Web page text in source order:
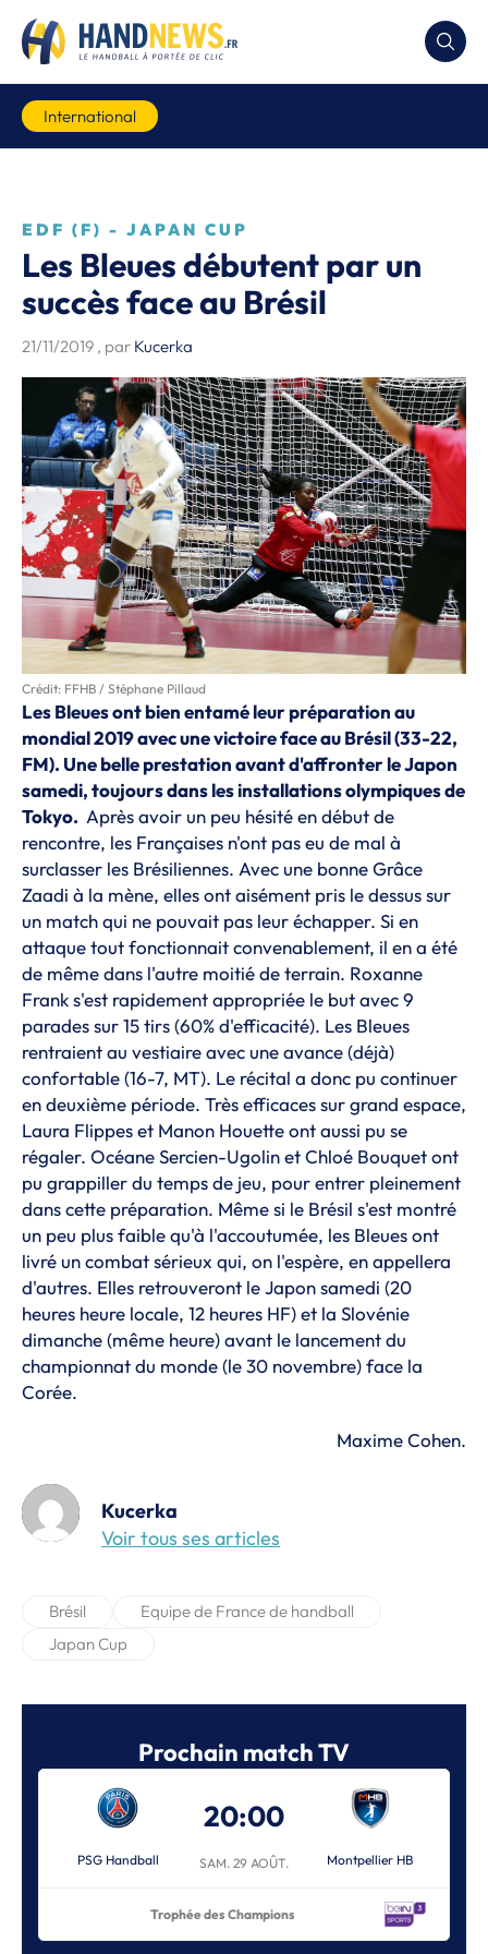
International
EDF (F) - JAPAN CUP
Les Bleues débutent par un
succès face au Brésil
21/11/2019 , par Kucerka
Crédit: FFHB / Stéphane Pillaud
Les Bleues ont bien entamé leur préparation au
mondial 2019 avec une victoire face au Brésil (33-22,
FM). Une belle prestation avant d'affronter le Japon
samedi, toujours dans les installations olympiques de
Tokyo. Après avoir un peu hésité en début de
rencontre, les Françaises n'ont pas eu de mal à
surclasser les Brésiliennes. Avec une bonne Grâce
Zaadi à la mène, elles ont aisément pris le dessus sur
un match qui ne pouvait pas leur échapper. Si en
attaque tout fonctionnait convenablement, il en a été
de même dans l'autre moitié de terrain. Roxanne
Frank s'est rapidement appropriée le but avec 9
parades sur 15 tirs (60% d'efficacité). Les Bleues
rentraient au vestiaire avec une avance (déjà)
confortable (16-7, MT). Le récital a donc pu continuer
en deuxième période. Très efficaces sur grand espace,
Laura Flippes et Manon Houette ont aussi pu se
régaler. Océane Sercien-Ugolin et Chloé Bouquet ont
pu grappiller du temps de jeu, pour entrer pleinement
dans cette préparation. Même si le Brésil s'est montré
un peu plus faible qu'à l'accoutumée, les Bleues ont
livré un combat sérieux qui, on l'espère, en appellera
d'autres. Elles retrouveront le Japon samedi (20
heures heure locale, 12 heures HF) et la Slovénie
dimanche (même heure) avant le lancement du
championnat du monde (le 30 novembre) face la
Corée.
Maxime Cohen.
Kucerka
Voir tous ses articles
Brésil
Equipe de France de handball
Japan Cup
Prochain match TV
PSG Handball
20:00
SAM. 29 AOÛT. Montpellier HB
Trophée des Champions